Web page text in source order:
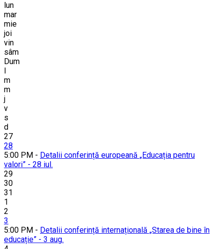
lun
mar
mie
joi
vin
sâm
Dum
l
m
m
j
v
s
d
27
28
5:00 PM - Detalii conferință europeană „Educația pentru
valori” - 28 iul.
29
30
31
1
2
3
5:00 PM - Detalii conferință internațională „Starea de bine în
educație” - 3 aug.